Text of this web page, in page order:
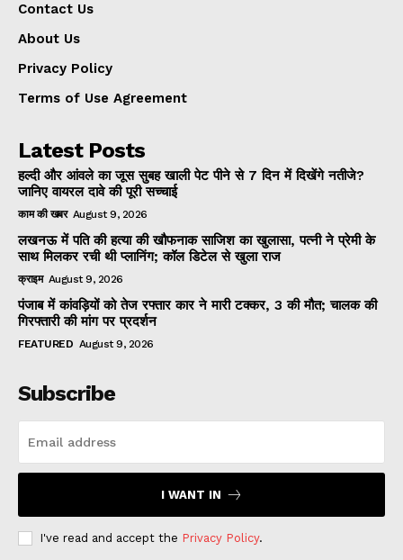
Contact Us
About Us
Privacy Policy
Terms of Use Agreement
Latest Posts
हल्दी और आंवले का जूस सुबह खाली पेट पीने से 7 दिन में दिखेंगे नतीजे?
जानिए वायरल दावे की पूरी सच्चाई
काम की खबर August 9, 2026
लखनऊ में पति की हत्या की खौफनाक साजिश का खुलासा, पत्नी ने प्रेमी के
साथ मिलकर रची थी प्लानिंग; कॉल डिटेल से खुला राज
क्राइम August 9, 2026
पंजाब में कांवड़ियों को तेज रफ्तार कार ने मारी टक्कर, 3 की मौत; चालक की
गिरफ्तारी की मांग पर प्रदर्शन
FEATURED August 9, 2026
Subscribe
I WANT IN
I've read and accept the Privacy Policy.